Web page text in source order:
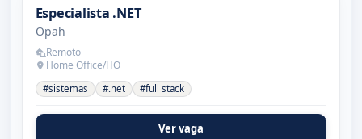
Especialista .NET
Opah
Remoto
Home Office/HO
#sistemas #.net #full stack
Ver vaga